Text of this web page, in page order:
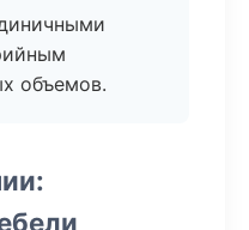
объемов.